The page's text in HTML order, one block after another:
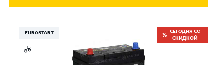
EUROSTART
СЕГОДНЯ СО
СКИДКОЙ